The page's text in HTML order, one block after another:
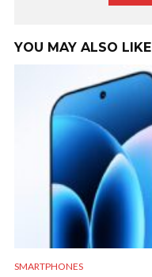
YOU MAY ALSO LIKE
SMARTPHONES